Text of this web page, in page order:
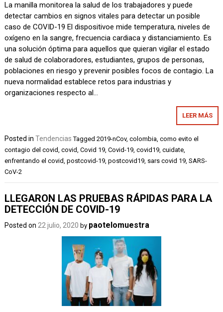
La manilla monitorea la salud de los trabajadores y puede
detectar cambios en signos vitales para detectar un posible
caso de COVID-19 El dispositivoe mide temperatura, niveles de
oxígeno en la sangre, frecuencia cardiaca y distanciamiento. Es
una solución óptima para aquellos que quieran vigilar el estado
de salud de colaboradores, estudiantes, grupos de personas,
poblaciones en riesgo y prevenir posibles focos de contagio. La
nueva normalidad establece retos para industrias y
organizaciones respecto al…
LEER MÁS
Posted inTendencias Tagged2019-nCov,colombia,como evito el
contagio del covid,covid,Covid 19,Covid-19,covid19,cuidate,
enfrentando el covid,postcovid-19,postcovid19, sars covid 19,SARS-
CoV-2
LLEGARON LAS PRUEBAS RÁPIDAS PARA LA
DETECCIÓN DE COVID-19
Posted on 22 julio, 2020 by paotelomuestra